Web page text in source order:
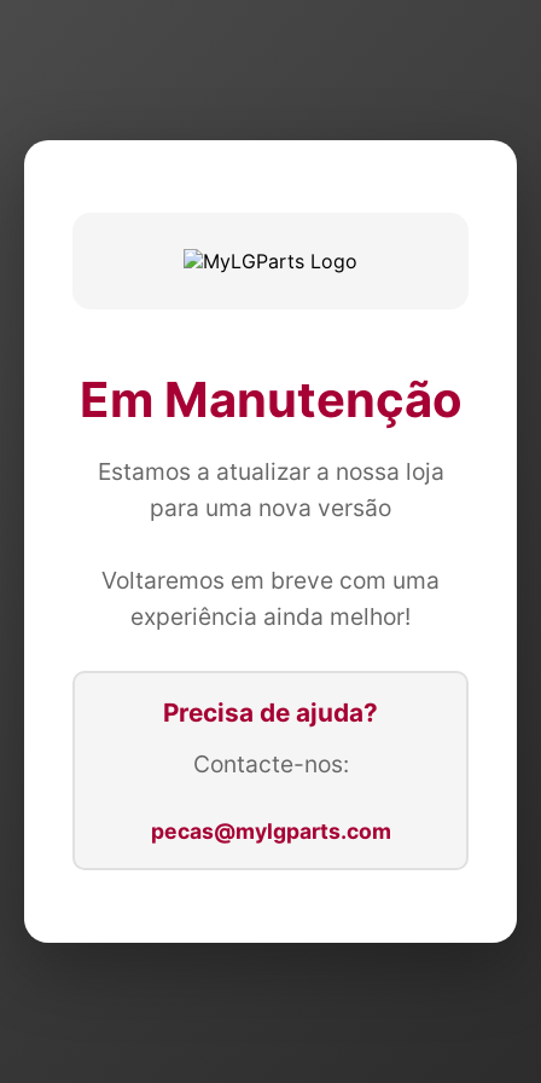
Em Manutenção
Estamos a atualizar a nossa loja
para uma nova versão
Voltaremos em breve com uma
experiência ainda melhor!
Precisa de ajuda?
Contacte-nos:
pecas@mylgparts.com